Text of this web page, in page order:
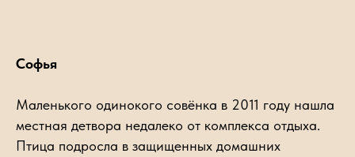
Софья
Маленького одинокого совёнка в 2011 году нашла
местная детвора недалеко от комплекса отдыха.
Птица подросла в защищенных домашних